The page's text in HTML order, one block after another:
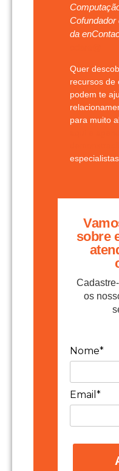
Cofundador
da
Quer
recursos de
podem te
para muito
sobre
os
Nome*
Email*